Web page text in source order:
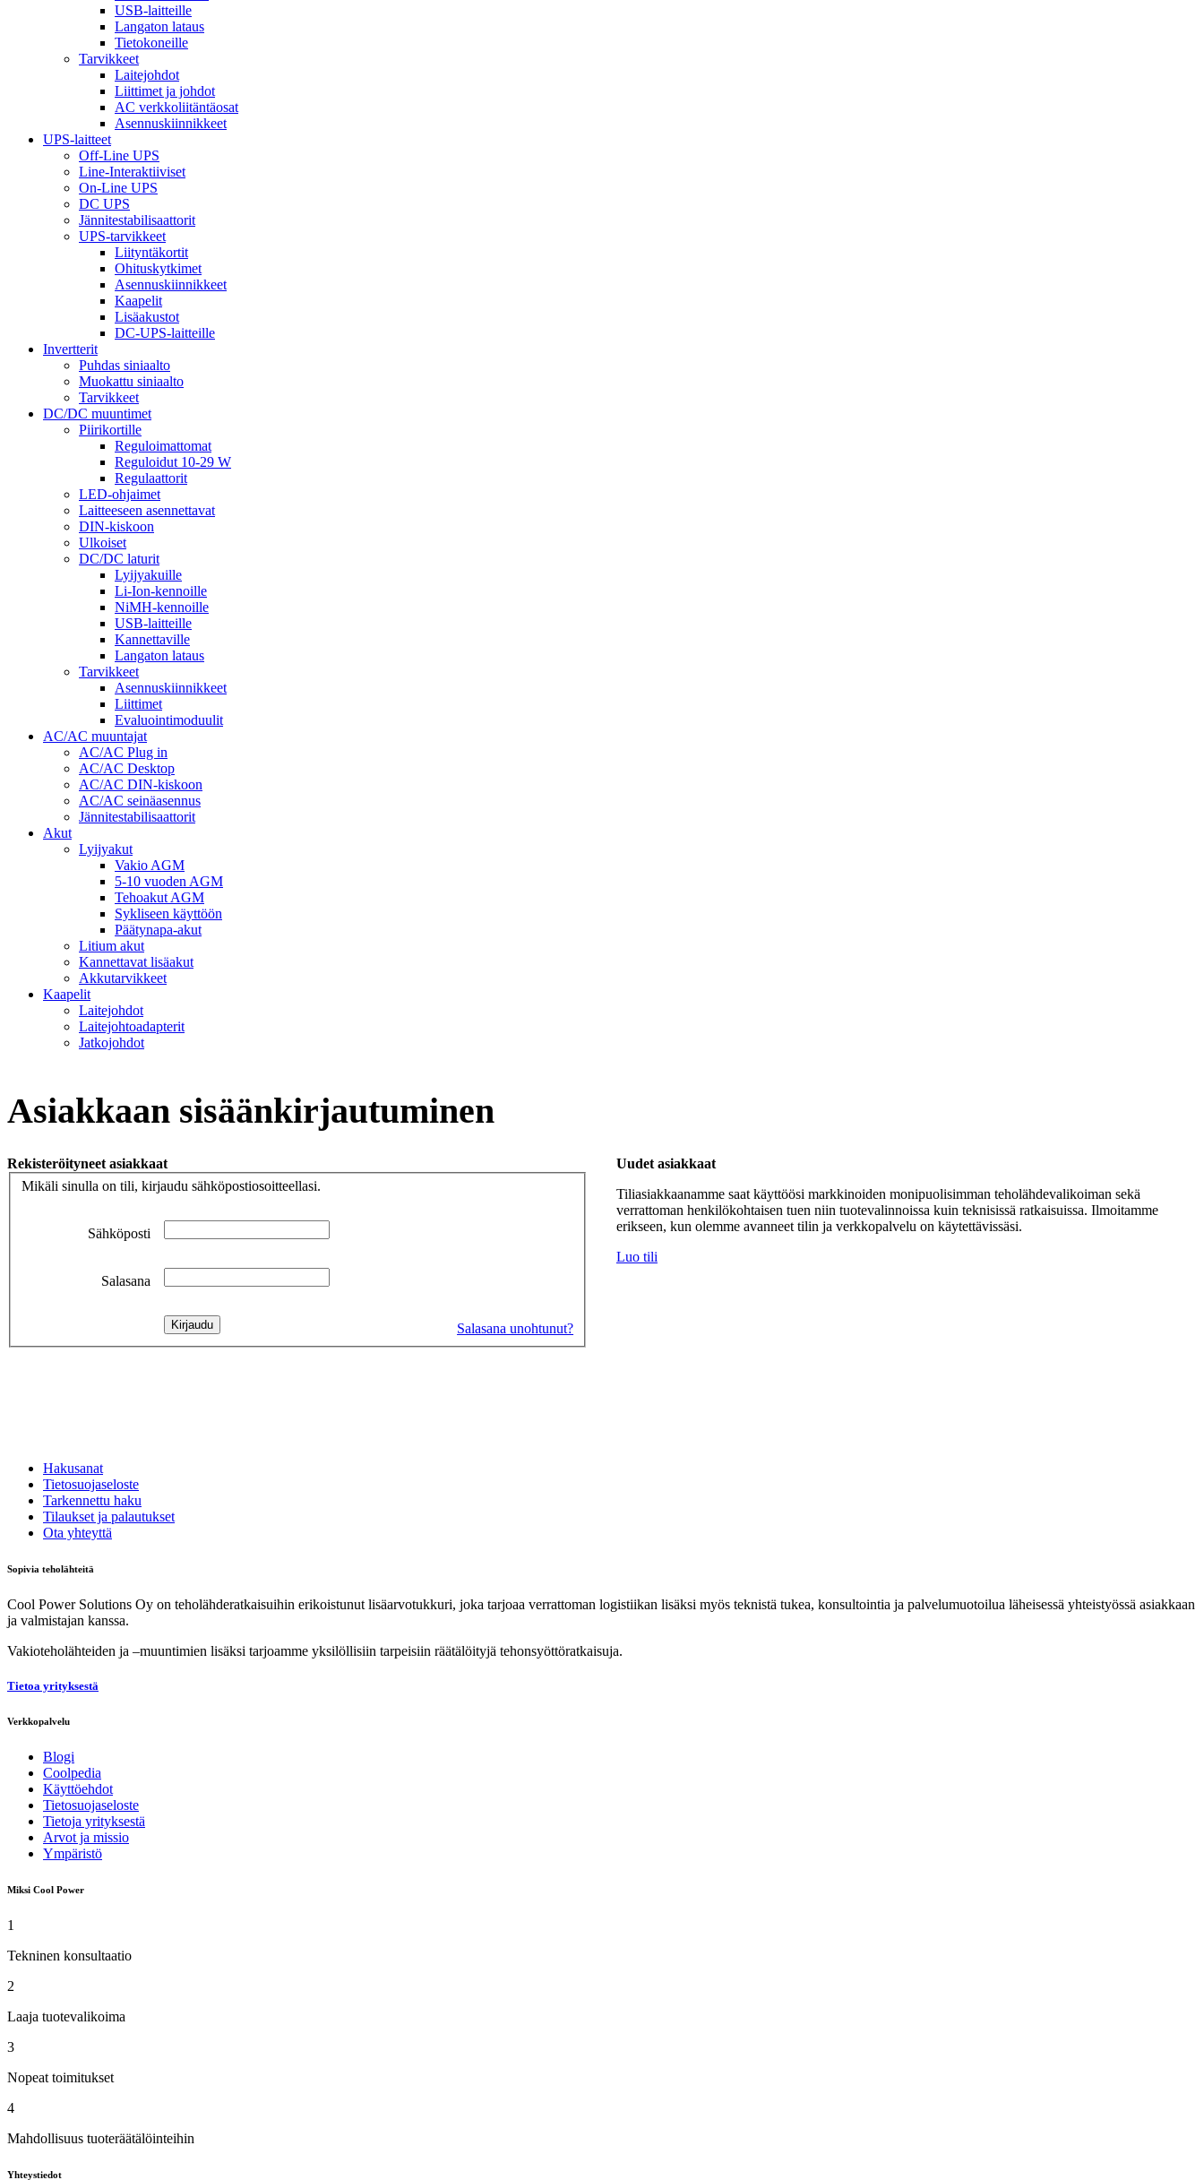
USB-laitteille
Langaton lataus
Tietokoneille
Tarvikkeet
Laitejohdot
Liittimet ja johdot
AC verkkoliitäntäosat
Asennuskiinnikkeet
UPS-laitteet
Off-Line UPS
Line-Interaktiiviset
On-Line UPS
DC UPS
Jännitestabilisaattorit
UPS-tarvikkeet
Liityntäkortit
Ohituskytkimet
Asennuskiinnikkeet
Kaapelit
Lisäakustot
DC-UPS-laitteille
Invertterit
Puhdas siniaalto
Muokattu siniaalto
Tarvikkeet
DC/DC muuntimet
Piirikortille
Reguloimattomat
Reguloidut 10-29 W
Regulaattorit
LED-ohjaimet
Laitteeseen asennettavat
DIN-kiskoon
Ulkoiset
DC/DC laturit
Lyijyakuille
Li-Ion-kennoille
NiMH-kennoille
USB-laitteille
Kannettaville
Langaton lataus
Tarvikkeet
Asennuskiinnikkeet
Liittimet
Evaluointimoduulit
AC/AC muuntajat
AC/AC Plug in
AC/AC Desktop
AC/AC DIN-kiskoon
AC/AC seinäasennus
Jännitestabilisaattorit
Akut
Lyijyakut
Vakio AGM
5-10 vuoden AGM
Tehoakut AGM
Sykliseen käyttöön
Päätynapa-akut
Litium akut
Kannettavat lisäakut
Akkutarvikkeet
Kaapelit
Laitejohdot
Laitejohtoadapterit
Jatkojohdot
Asiakkaan sisäänkirjautuminen
Rekisteröityneet asiakkaat
Mikäli sinulla on tili, kirjaudu sähköpostiosoitteellasi.
Sähköposti
Salasana
Kirjaudu Salasana unohtunut?
Uudet asiakkaat
Tiliasiakkaanamme saat käyttöösi markkinoiden monipuolisimman teholähdevalikoiman sekä
verrattoman henkilökohtaisen tuen niin tuotevalinnoissa kuin teknisissä ratkaisuissa. Ilmoitamme
erikseen, kun olemme avanneet tilin ja verkkopalvelu on käytettävissäsi.
Luo tili
Hakusanat
Tietosuojaseloste
Tarkennettu haku
Tilaukset ja palautukset
Ota yhteyttä
Sopivia teholähteitä
Cool Power Solutions Oy on teholähderatkaisuihin erikoistunut lisäarvotukkuri, joka tarjoaa verrattoman logistiikan lisäksi myös teknistä tukea, konsultointia ja palvelumuotoilua läheisessä yhteistyössä asiakkaan
ja valmistajan kanssa.
Vakioteholähteiden ja –muuntimien lisäksi tarjoamme yksilöllisiin tarpeisiin räätälöityjä tehonsyöttöratkaisuja.
Tietoa yrityksestä
Verkkopalvelu
Blogi
Coolpedia
Käyttöehdot
Tietosuojaseloste
Tietoja yrityksestä
Arvot ja missio
Ympäristö
Miksi Cool Power
1
Tekninen konsultaatio
2
Laaja tuotevalikoima
3
Nopeat toimitukset
4
Mahdollisuus tuoteräätälöinteihin
Yhteystiedot